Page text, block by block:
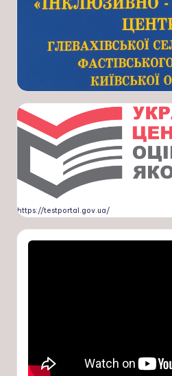
https://testportal.gov.ua/